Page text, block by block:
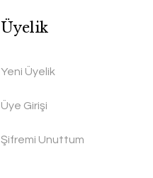
Üyelik
Yeni Üyelik
Üye Girişi
Şifremi Unuttum